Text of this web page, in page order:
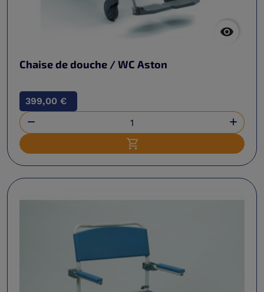

Chaise de douche / WC Aston
399,00 €
 
Ajouter au panier